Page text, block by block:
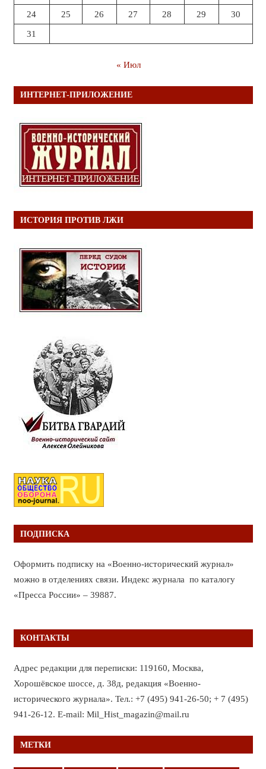
24 25 26 27 28 29 30
31
« Июл
ИНТЕРНЕТ-ПРИЛОЖЕНИЕ
ИСТОРИЯ ПРОТИВ ЛЖИ
ПОДПИСКА
Оформить подписку на «Военно-исторический журнал»
можно в отделениях связи. Индекс журнала по каталогу
«Пресса России» – 39887.
КОНТАКТЫ
Адрес редакции для переписки: 119160, Москва,
Хорошёвское шоссе, д. 38д, редакция «Военно-
исторического журнала». Тел.: +7 (495) 941-26-50; + 7 (495)
941-26-12. E-mail: Mil_Hist_magazin@mail.ru
МЕТКИ